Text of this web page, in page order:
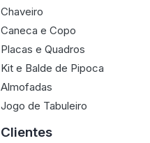
Chaveiro
Caneca e Copo
Placas e Quadros
Kit e Balde de Pipoca
Almofadas
Jogo de Tabuleiro
Clientes